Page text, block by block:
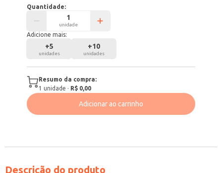
Quantidade:
unidade
Adicione mais:
+5
unidades
+10
unidades
Resumo da compra:
1 unidade · R$ 0,00
Adicionar ao carrinho
Descrição do produto